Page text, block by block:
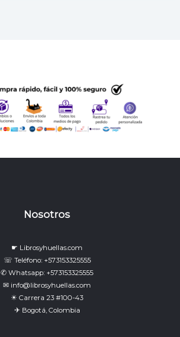
Nosotros
☛ Librosyhuellas.com
☏ Teléfono: +573153325555
✆ Whatsapp: +573153325555
✉ info@librosyhuellas.com
☀ Carrera 23 #100-43
✈ Bogotá, Colombia